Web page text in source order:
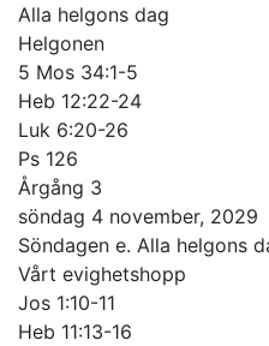
Alla helgons dag
Helgonen
5 Mos 34:1-5
Heb 12:22-24
Luk 6:20-26
Ps 126
Årgång 3
söndag 4 november, 2029
Söndagen e. Alla helgons
Vårt evighetshopp
Jos 1:10-11
Heb 11:13-16